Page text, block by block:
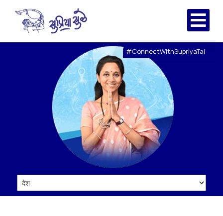
#ConnectWithSupriyaTai